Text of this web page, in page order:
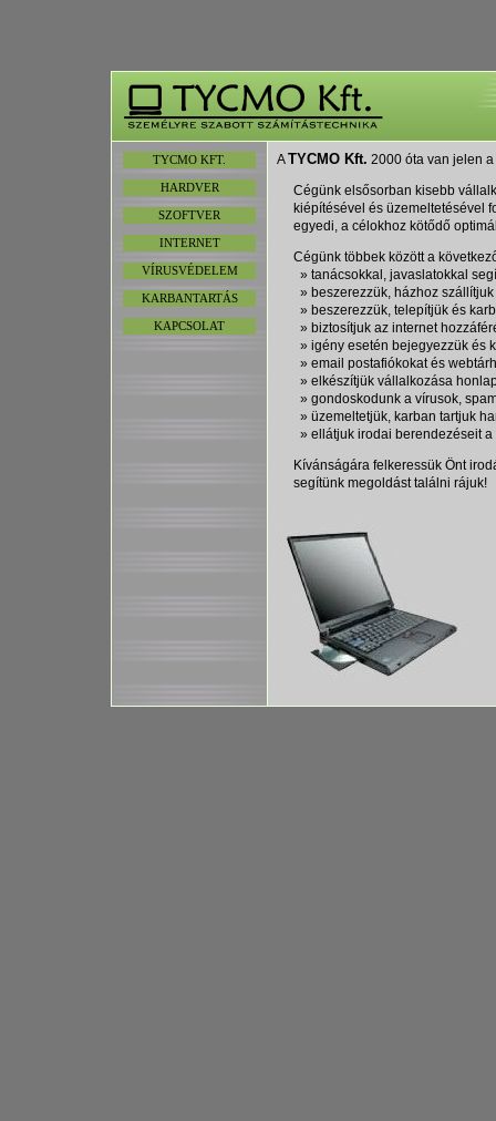
TYCMO KFT.
HARDVER
SZOFTVER
INTERNET
VÍRUSVÉDELEM
KARBANTARTÁS
KAPCSOLAT
ATYCMO Kft. 2000 óta van jelen
Cégünk elsősorban kisebb
kiépítésével és üzemeltetésével
egyedi, a célokhoz kötődő
Cégünk többek között a
» tanácsokkal, javaslatokkal
» beszerezzük, házhoz
» beszerezzük, telepítjük és
» biztosítjuk az internet
» igény esetén bejegyezzük és
» email postafiókokat és
» elkészítjük vállalkozása
» gondoskodunk a vírusok,
» üzemeltetjük, karban tartjuk
» ellátjuk irodai berendezéseit
Kívánságára felkeressük Önt
segítünk megoldást találni rájuk!